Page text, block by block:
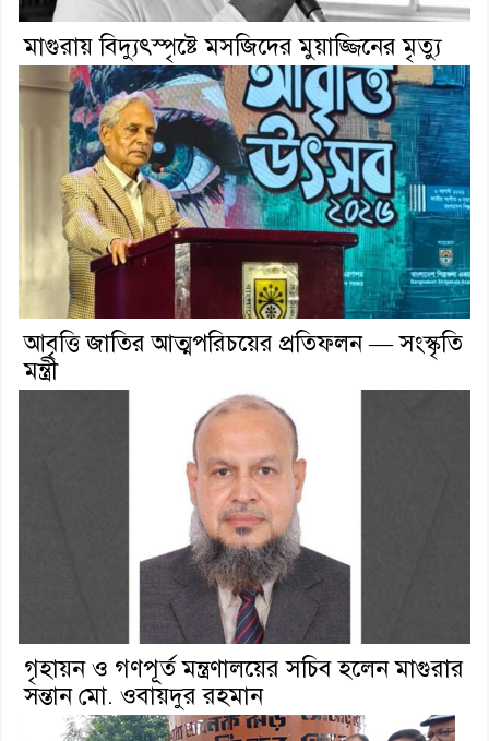
মাগুরায় বিদ্যুৎস্পৃষ্টে মসজিদের মুয়াজ্জিনের মৃত্যু
আবৃত্তি জাতির আত্মপরিচয়ের প্রতিফলন — সংস্কৃতি
মন্ত্রী
গৃহায়ন ও গণপূর্ত মন্ত্রণালয়ের সচিব হলেন মাগুরার
সন্তান মো. ওবায়দুর রহমান